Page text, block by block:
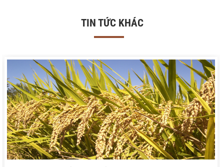
TIN TỨC KHÁC